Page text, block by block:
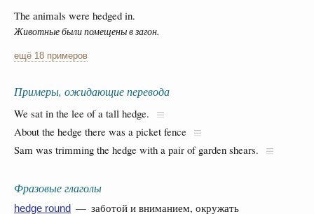
The animals were hedged in.
Животные были помещены в загон.
ещё 18 примеров
Примеры, ожидающие перевода
We sat in the lee of a tall hedge.
About the hedge there was a picket fence
Sam was trimming the hedge with a pair of garden shears.
Фразовые глаголы
hedge round — заботой и вниманием, окружать